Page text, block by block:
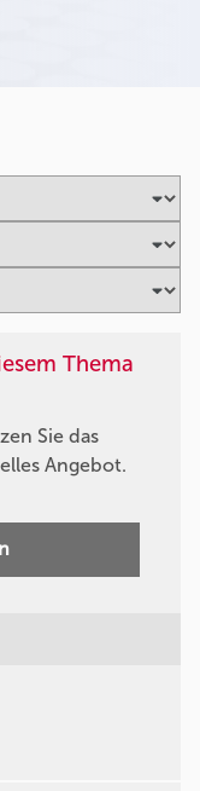
Thema
Sie das
Angebot.